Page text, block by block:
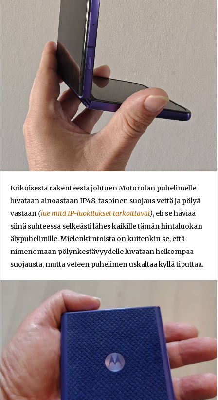
Erikoisesta rakenteesta johtuen Motorolan puhelimelle
luvataan ainoastaan IP48-tasoinen suojaus vettä ja pölyä
vastaan (lue mitä IP-luokitukset tarkoittavat), eli se häviää
siinä suhteessa selkeästi lähes kaikille tämän hintaluokan
älypuhelimille. Mielenkiintoista on kuitenkin se, että
nimenomaan pölynkestävyydelle luvataan heikompaa
suojausta, mutta veteen puhelimen uskaltaa kyllä tiputtaa.